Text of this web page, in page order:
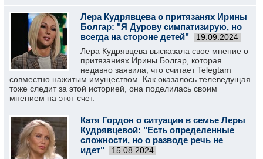
Лера Кудрявцева о притязанях Ирины
Болгар: "Я Дурову симпатизирую, но
всегда на стороне детей"
19.09.2024
Лера Кудрявцева высказала свое мнение о
притязаниях Ирины Болгар, которая
недавно заявила, что считает Telegtam
совместно нажитым имуществом. Как оказалось телеведущая
тоже следит за этой историей, она поделилась своим
мнением на этот счет.
Катя Гордон о ситуации в семье Леры
Кудрявцевой: "Есть определенные
сложности, но о разводе речь не
идет"
15.08.2024